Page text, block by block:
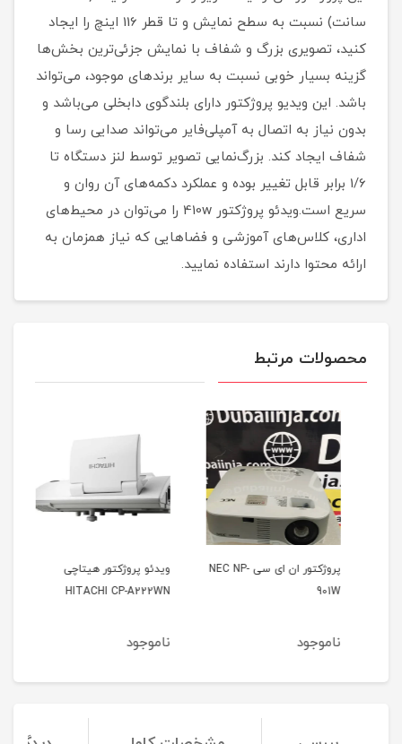
سانت) نسبت به سطح نمایش و تا قطر 116 اینچ را ایجاد
کنید، تصویری بزرگ و شفاف با نمایش جزئی‌ترین بخش‌ها
گزینه بسیار خوبی نسبت به سایر برندهای موجود، می‌تواند
باشد. این ویدیو پروژکتور دارای بلندگوی دابخلی می‌باشد و
بدون نیاز به اتصال به آمپلی‌فایر می‌تواند صدایی رسا و
شفاف ایجاد کند. بزرگ‌نمایی تصویر توسط لنز دستگاه تا
1/6 برابر قابل تغییر بوده و عملکرد دکمه‌های آن روان و
سریع است.ویدئو پروژکتور 410w را می‌توان در محیط‌های
اداری، کلاس‌های آموزشی و فضاهایی که نیاز همزمان به
ارائه محتوا دارند استفاده نمایید.
محصولات مرتبط
پروژکتور ان ای سی NEC NP-
901W
ناموجود
ویدئو پروژکتور هیتاچی
HITACHI CP-A222WN
ناموجود